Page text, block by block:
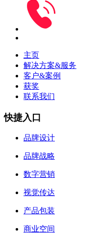
主页
解决方案&服务
客户&案例
获奖
联系我们
快捷入口
品牌设计
品牌战略
数字营销
视觉传达
产品包装
商业空间